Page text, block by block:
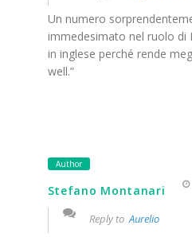
Un numero
immedesimato nel ruolo
in inglese perché rende
well.”
Author
Stefano Montanari
Reply toAurelio